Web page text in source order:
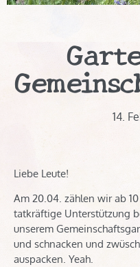
14.
Liebe Leute!
Am 20.04. zählen wir ab
tatkräftige Unterstützung
unserem
und schnacken und
auspacken. Yeah.